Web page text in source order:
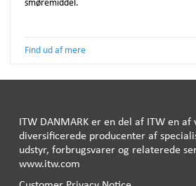
smøremiddel.
Find ud af mere
ITW DANMARK er en del af ITW en af
diversificerede producenter af
udstyr, forbrugsvarer og relaterede
www.itw.com